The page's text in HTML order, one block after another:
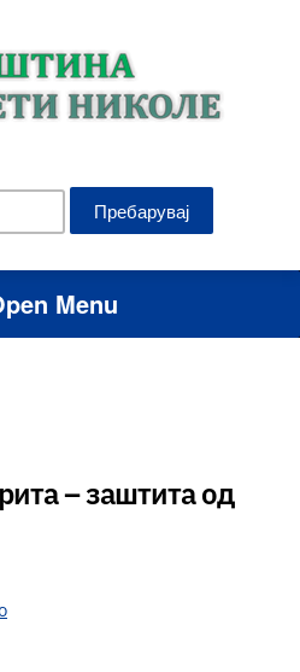
Menu
– заштита од